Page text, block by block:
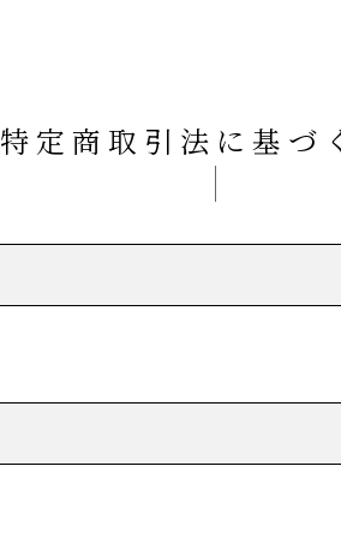
特定商取引法に基づ